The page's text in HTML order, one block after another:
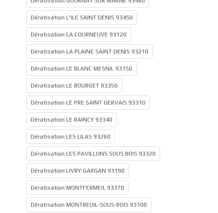
Dératisation L'ILE SAINT DENIS 93450
Dératisation LA COURNEUVE 93120
Dératisation LA PLAINE SAINT DENIS 93210
Dératisation LE BLANC MESNIL 93150
Dératisation LE BOURGET 93350
Dératisation LE PRE SAINT GERVAIS 93310
Dératisation LE RAINCY 93340
Dératisation LES LILAS 93260
Dératisation LES PAVILLONS SOUS BOIS 93320
Dératisation LIVRY GARGAN 93190
Dératisation MONTFERMEIL 93370
Dératisation MONTREUIL-SOUS-BOIS 93100